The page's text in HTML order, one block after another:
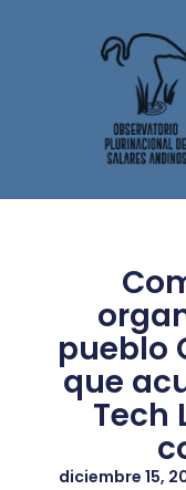
pueblo
que
Tech
diciembre 15,